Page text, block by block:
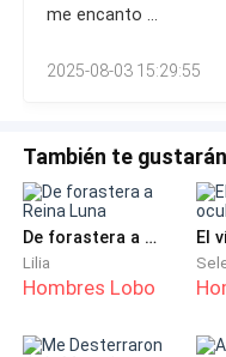
llenas de ironía.
—Felicitaciones, Alfa
apoya, ya eres el
Theo me miró de
orgullo y burla.
—Después de todos
lo lograste, ¿estás
pero ahora ya
quería, lo conseguiría.
me encanto ...
2025-08-03 15:29:55
También te gustarán
De forastera a Reina Luna
Lilia
Hombres Lobo